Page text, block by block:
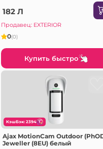
182 Л
Продавец: EXTERIOR
0(0)
Купить быстро
КэшБэк: 2394
Ajax MotionCam Outdoor
Jeweller (8EU) белый